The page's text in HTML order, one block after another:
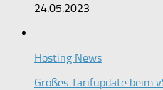
24.05.2023
Hosting News
Großes Tarifupdate beim